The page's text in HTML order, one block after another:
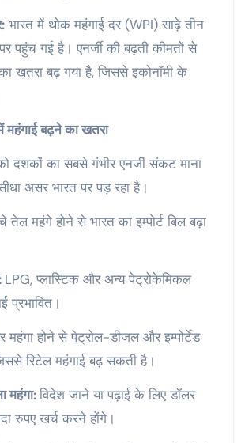
भारत में थोक महंगाई दर (WPI) साढ़े तीन
पहुंच गई है। एनर्जी की बढ़ती कीमतों से
का खतरा बढ़ गया है, जिससे इकोनॉमी के
महंगाई बढ़ने का खतरा
दशकों का सबसे गंभीर एनर्जी संकट माना
असर भारत पर पड़ रहा है।
महंगे होने से भारत का इम्पोर्ट बिल बढ़ा
LPG, प्लास्टिक और अन्य पेट्रोकेमिकल
प्रभावित।
महंगा होने से पेट्रोल-डीजल और इम्पोर्टेड
रिटेल महंगाई बढ़ सकती है।
महंगा:विदेश जाने या पढ़ाई के लिए डॉलर
रुपए खर्च करने होंगे।